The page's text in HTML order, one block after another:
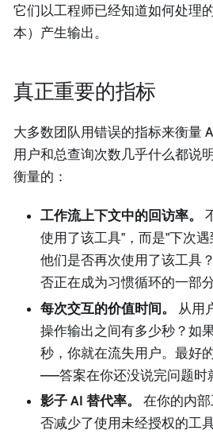
它们以工程师已经知道如何处理
本）产生输出。
真正重要的指标
大多数团队用错误的指标来衡量
用户和总查询次数几乎什么都说
衡量的：
工作流上下文中的回访率。
使用了该工具"，而是"下次遇
他们是否再次使用了该工具
否正在成为习惯循环的一部分
每次交互的价值时间。
从用
操作输出之间有多少秒？如
秒，你就在流失用户。最好
——答案在你还没说完问题时
影子 AI 替代率。
在你的内
否减少了使用未经授权的工